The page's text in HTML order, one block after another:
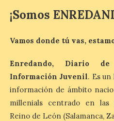
en la Plaza
ciudad. El
acogido esta mañana la
oficial del Festival One […]
“Mirar un eclipse sin
protección
puede causar daños
irreversibles en la
¡Somos
Vamos donde tú vas,
Enredando, Diario
Información Juvenil. Es
información de ámbito
millenials centrado en las
Reino de León (Salamanca,